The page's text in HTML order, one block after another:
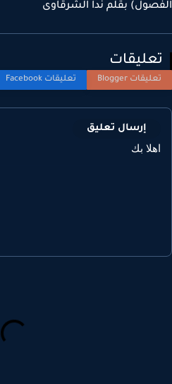
بقلم ندا الشرقاوى
إرسال تعليق
بك